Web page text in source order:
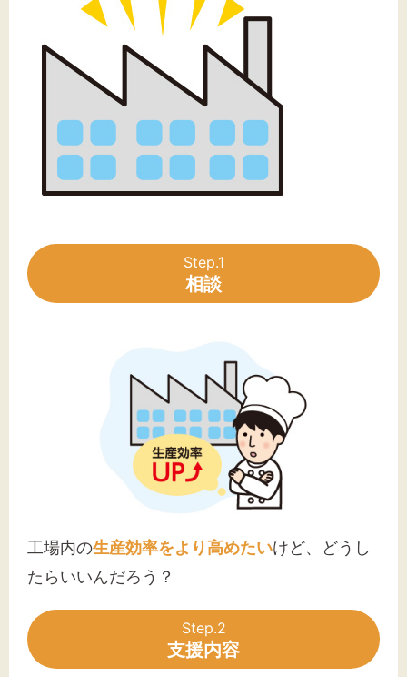
背景色
黄
Step.1
相談
工場内の生産効率をより高めたいけど、どうし
たらいいんだろう？
Step.2
支援内容